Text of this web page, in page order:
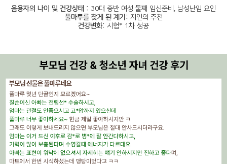
음용자의 나이 및 건강상태 : 30대 중반 여성 둘째 임신준비, 남성난임 요인
풀마루를 찾게 된 계기: 지인의 추천
건강변화: 시험* 1차 성공